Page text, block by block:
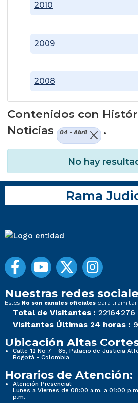
2008
2009
2010
Contenidos con
Noticias
04 - Abril .
No hay
Rama
Nuestras redes
Estos No son canales oficiales para tramitar
Total de Visitantes : 22164276
Visitantes Últimas 24 horas :
Ubicación Altas
Calle 12 No 7 - 65, Palacio de Justicia
Bogotá - Colombia
Horarios de Atención:
Atención Presencial:
Lunes a Viernes de 08:00 a.m. a 01:00
p.m.